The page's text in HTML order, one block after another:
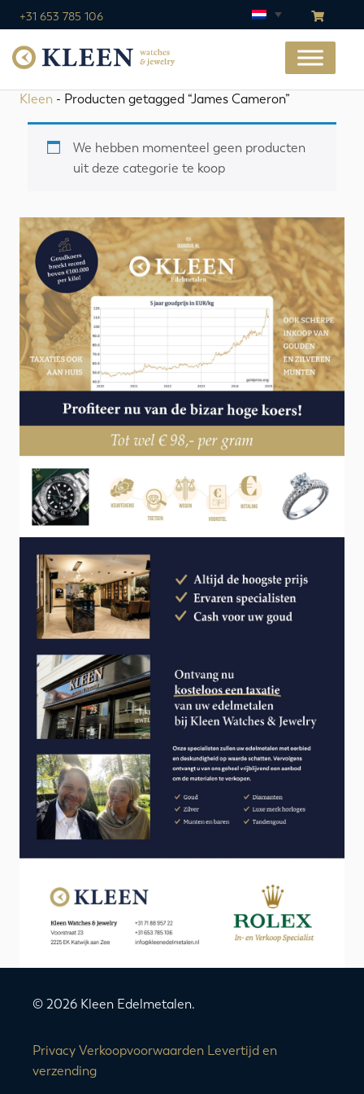
+31 653 785 106
Kleen - Producten getagged “James Cameron”
We hebben momenteel geen producten
uit deze categorie te koop
© 2026 Kleen Edelmetalen.
Privacy Verkoopvoorwaarden Levertijd en
verzending